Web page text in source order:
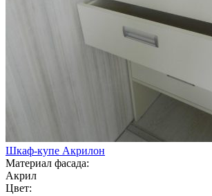
Шкаф-купе Акрилон
Материал фасада:
Акрил
Цвет: